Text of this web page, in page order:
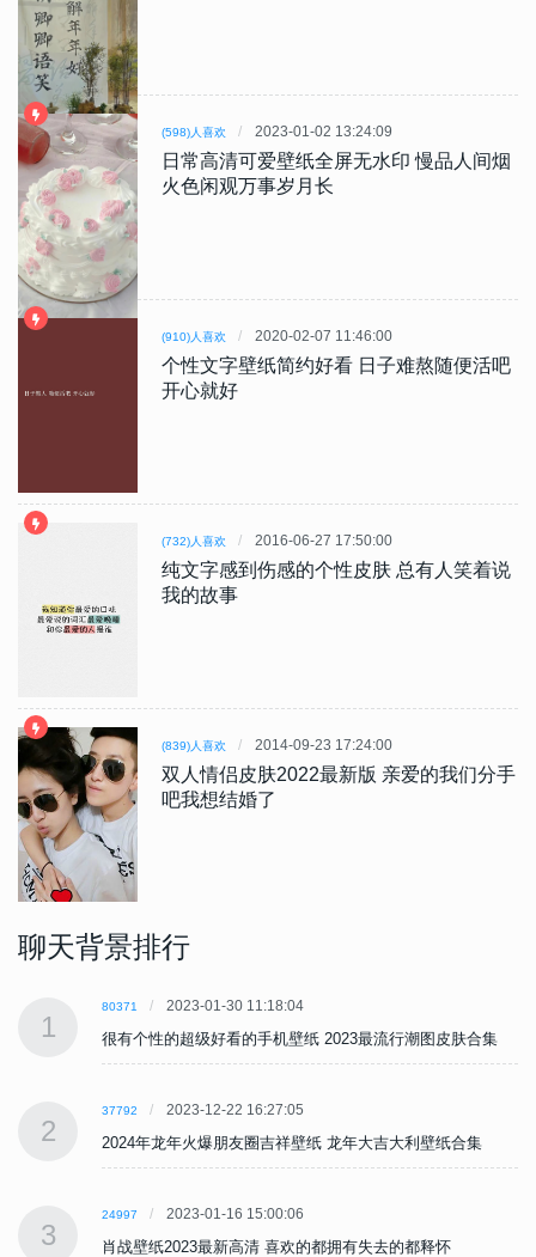
(598)人喜欢 2023-01-02 13:24:09
日常高清可爱壁纸全屏无水印 慢品人间烟
火色闲观万事岁月长
(910)人喜欢 2020-02-07 11:46:00
个性文字壁纸简约好看 日子难熬随便活吧
开心就好
(732)人喜欢 2016-06-27 17:50:00
纯文字感到伤感的个性皮肤 总有人笑着说
我的故事
(839)人喜欢 2014-09-23 17:24:00
双人情侣皮肤2022最新版 亲爱的我们分手
吧我想结婚了
聊天背景排行
1
80371 2023-01-30 11:18:04
很有个性的超级好看的手机壁纸 2023最流行潮图皮肤合集
2
37792 2023-12-22 16:27:05
2024年龙年火爆朋友圈吉祥壁纸 龙年大吉大利壁纸合集
3
24997 2023-01-16 15:00:06
肖战壁纸2023最新高清 喜欢的都拥有失去的都释怀